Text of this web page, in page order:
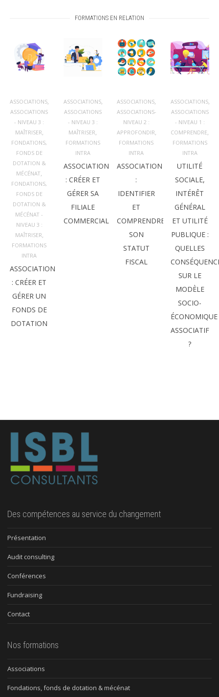
FORMATIONS EN RELATION
ASSOCIATIONS,
ASSOCIATIONS
- NIVEAU 3 :
MAÎTRISER,
FONDATIONS,
FONDS DE
DOTATION &
MÉCÉNAT,
FONDATIONS,
FONDS DE
DOTATION &
MÉCÉNAT -
NIVEAU 3 :
MAÎTRISER,
FORMATIONS
INTRA
ASSOCIATION
: CRÉER ET
GÉRER UN
FONDS DE
DOTATION
ASSOCIATIONS,
ASSOCIATIONS
- NIVEAU 3 :
MAÎTRISER,
FORMATIONS
INTRA
ASSOCIATION
: CRÉER ET
GÉRER SA
FILIALE
COMMERCIALE
ASSOCIATIONS,
ASSOCIATIONS-
NIVEAU 2 :
APPROFONDIR,
FORMATIONS
INTRA
ASSOCIATION
:
IDENTIFIER
ET
COMPRENDRE
SON
STATUT
FISCAL
ASSOCIATIONS,
ASSOCIATIONS
- NIVEAU 1 :
COMPRENDRE,
FORMATIONS
INTRA
UTILITÉ
SOCIALE,
INTÉRÊT
GÉNÉRAL
ET UTILITÉ
PUBLIQUE :
QUELLES
SUR LE
MODÈLE
SOCIO-
ÉCONOMIQUE
ASSOCIATIF
?
Des compétences au service du changement
Présentation
Audit consulting
Conférences
Fundraising
Contact
Nos formations
Associations
Fondations, fonds de dotation & mécénat